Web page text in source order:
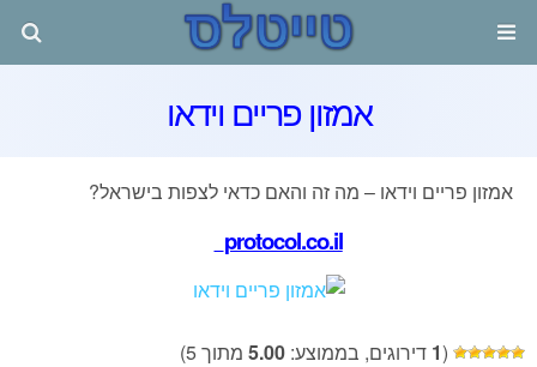
אמזון פריים וידאו
אמזון פריים וידאו – מה זה והאם כדאי לצפות בישראל?
protocol.co.il
(
1 דירוגים, בממוצע: 5.00 מתוך 5)